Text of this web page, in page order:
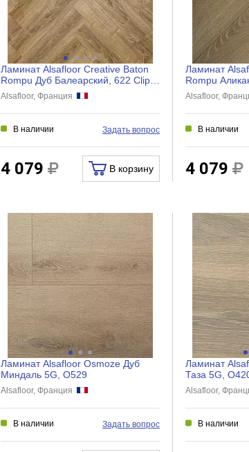
Ламинат Alsafloor Creative Baton
Rompu Дуб Балеарский, 622 Clipz
L
Alsafloor, Франция
В наличии Задать вопрос
4 079 В корзину
Ламинат
Rompu
R
Alsafloor,
В наличии
4 079
Ламинат Alsafloor Osmoze Дуб
Миндаль 5G, O529
Alsafloor, Франция
В наличии Задать вопрос
Ламинат
Таза 5G,
Alsafloor,
В наличии